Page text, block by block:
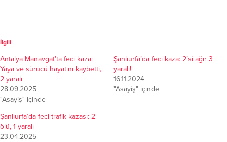
İlgili
Antalya Manavgat’ta feci kaza:
Yaya ve sürücü hayatını kaybetti,
2 yaralı
28.09.2025
"Asayiş" içinde
Şanlıurfa’da feci kaza: 2’si ağır 3
yaralı!
16.11.2024
"Asayiş" içinde
Şanlıurfa’da feci trafik kazası: 2
ölü, 1 yaralı
23.04.2025